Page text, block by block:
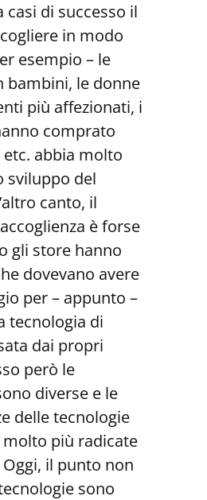
casi di successo il
in modo
esempio – le
bambini, le donne
più affezionati, i
comprato
abbia molto
sviluppo del
canto, il
è forse
gli store hanno
dovevano avere
per – appunto –
tecnologia di
dai propri
però le
diverse e le
delle tecnologie
più radicate
il punto non
sono